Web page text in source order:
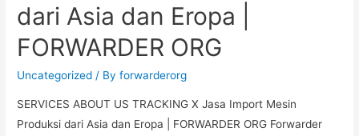
dari Asia dan Eropa |
FORWARDER ORG
Uncategorized / Byforwarderorg
SERVICES ABOUT US TRACKING X Jasa Import Mesin
Produksi dari Asia dan Eropa | FORWARDER ORG Forwarder